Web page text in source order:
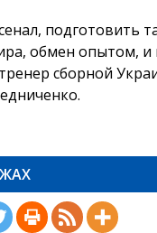
подготовить
обмен опытом,
сборной